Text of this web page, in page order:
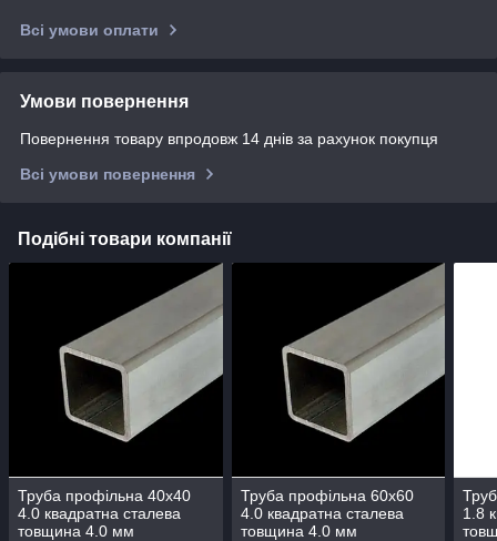
Всі умови оплати
Умови повернення
Повернення товару впродовж 14 днів за рахунок покупця
Всі умови повернення
Подібні товари компанії
Труба профільна 40х40
4.0 квадратна сталева
товщина 4.0 мм
Труба профільна 60х60
4.0 квадратна сталева
товщина 4.0 мм
1.8